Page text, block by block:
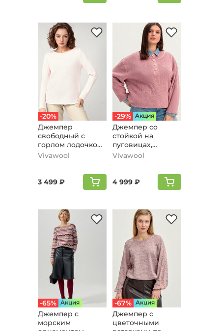
-20%
Джемпер
свободный с
горлом лодочкой,
светло-розовый
Vivawool
3 499 ₽
-29% Aкция
Джемпер со
стойкой на
пуговицах,
розовый
Vivawool
4 999 ₽
-65% Aкция
Джемпер с
морским
-67% Aкция
Джемпер с
цветочными